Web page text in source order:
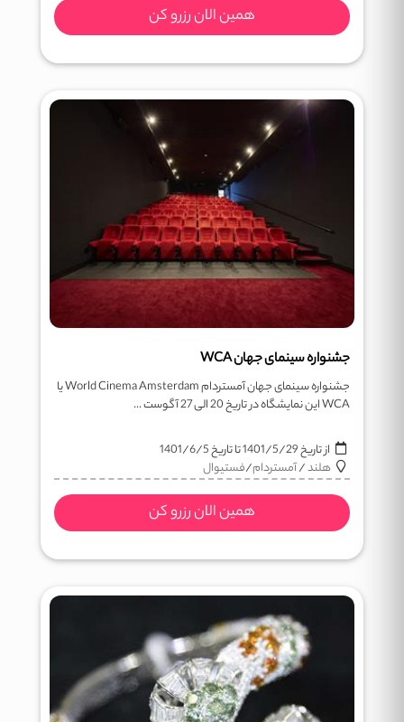
همین الان رزرو کن
جشنواره سینمای جهان WCA
جشنواره سینمای جهان آمستردام World Cinema Amsterdam یا
WCA این نمایشگاه در تاریخ 20 الی 27 آگوست ...
از تاریخ1401/5/29تا تاریخ1401/6/5
هلند/آمستردام/فستيوال
همین الان رزرو کن